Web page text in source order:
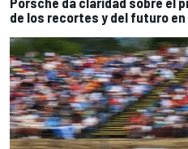
de los recortes y del futuro en